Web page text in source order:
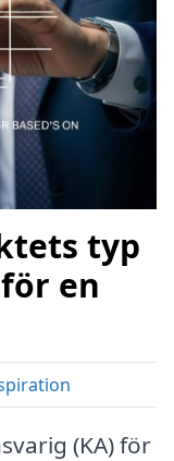
typ
en
(KA) för